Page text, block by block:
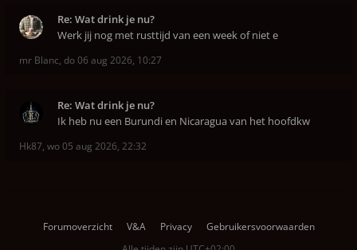
Re: Wat drink je nu?
Werk jij nog met rusttijd van een week of niet e
mr Blanc, do 06 aug 2026, 10:27
Re: Wat drink je nu?
Ik heb nu een Burundi en Nicaragua van het hoofdkw
Hk87, wo 05 aug 2026, 22:32
Forumoverzicht V&A Privacy
Gebruikersvoorwaarden